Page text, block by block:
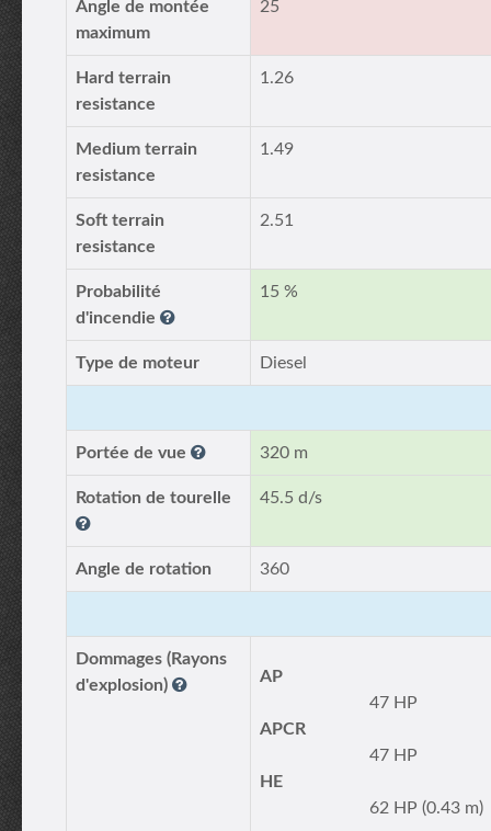
Angle de montée
maximum
25
Hard terrain
resistance
1.26
Medium terrain
resistance
1.49
Soft terrain
resistance
2.51
Probabilité
d'incendie
15 %
Type de moteur Diesel
Portée de vue 320 m
Rotation de tourelle 45.5 d/s
Angle de rotation 360
Dommages (Rayons
d'explosion)
AP
47 HP
APCR
47 HP
HE
62 HP (0.43 m)